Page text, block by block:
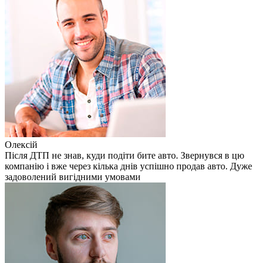
Олексій
Після ДТП не знав, куди подіти бите авто. Звернувся в цю
компанію і вже через кілька днів успішно продав авто. Дуже
задоволений вигідними умовами